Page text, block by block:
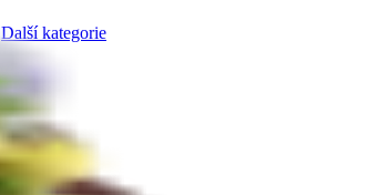
Další kategorie